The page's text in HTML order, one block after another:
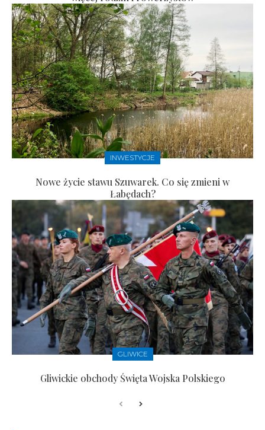
INWESTYCJE
Nowe życie stawu Szuwarek. Co się zmieni w
Łabędach?
GLIWICE
Gliwickie obchody Święta Wojska Polskiego